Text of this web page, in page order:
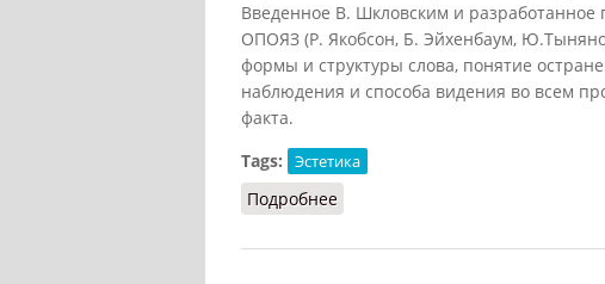
Введенное В. Шкловским и
ОПОЯЗ (Р. Якобсон, Б. Эйхенбаум,
формы и структуры слова, понятие
наблюдения и способа видения во всем
факта.
Tags:
Эстетика
Подробнее